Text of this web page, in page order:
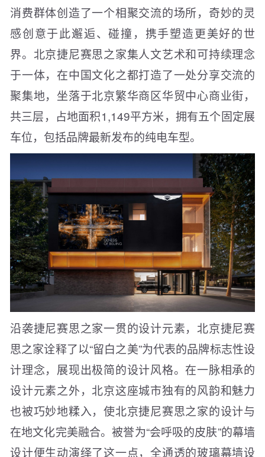
消费群体创造了一个相聚交流的场所，奇妙的灵
感创意于此邂逅、碰撞，携手塑造更美好的世
界。北京捷尼赛思之家集人文艺术和可持续理念
于一体，在中国文化之都打造了一处分享交流的
聚集地，坐落于北京繁华商区华贸中心商业街，
共三层，占地面积1,149平方米，拥有五个固定展
车位，包括品牌最新发布的纯电车型。
沿袭捷尼赛思之家一贯的设计元素，北京捷尼赛
思之家诠释了以“留白之美”为代表的品牌标志性设
计理念，展现出极简的设计风格。在一脉相承的
设计元素之外，北京这座城市独有的风韵和魅力
也被巧妙地糅入，使北京捷尼赛思之家的设计与
在地文化完美融合。被誉为“会呼吸的皮肤”的幕墙
设计便生动演绎了这一点，全通透的玻璃幕墙设